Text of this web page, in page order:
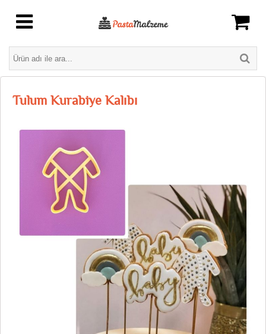
Tulum Kurabiye Kalıbı